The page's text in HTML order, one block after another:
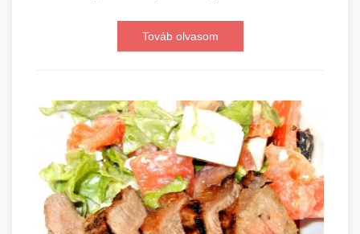
Továb olvasom